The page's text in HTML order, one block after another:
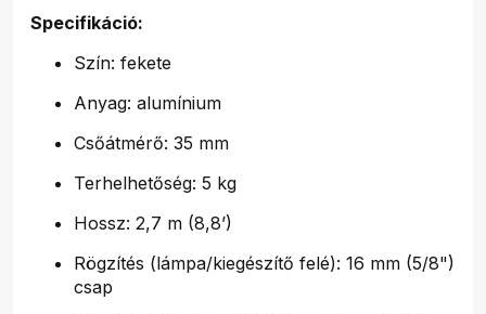
Specifikáció:
Szín: fekete
Anyag: alumínium
Csőátmérő: 35 mm
Terhelhetőség: 5 kg
Hossz: 2,7 m (8,8’)
Rögzítés (lámpa/kiegészítő felé): 16 mm (5/8")
csap